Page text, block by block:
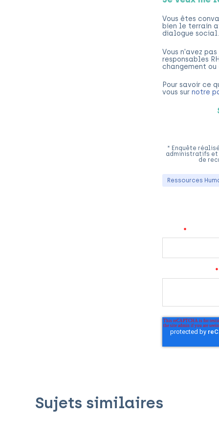
Vous êtes
bien le terrain
dialogue social.
Vous n'avez
responsables
changement ou
Pour savoir ce
vous sur notre
* Enquête
administratifs et
de
Ressources
*
*
Sujets similaires